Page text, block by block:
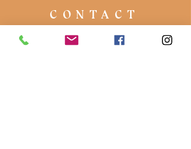
CONTACT
Numéro :
07 81 48 65 84